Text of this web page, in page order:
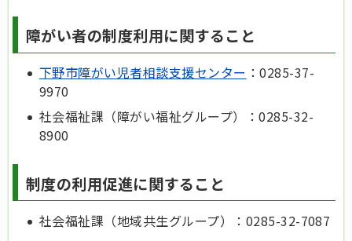
障がい者の制度利用に関すること
下野市障がい児者相談支援センター ：0285-37-
9970
社会福祉課（障がい福祉グループ）：0285-32-
8900
制度の利用促進に関すること
社会福祉課（地域共生グループ）：0285-32-7087